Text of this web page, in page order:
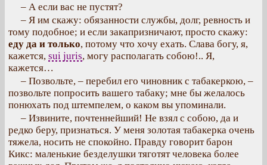
– А если вас не пустят?
– Я им скажу: обязанности службы, долг, ревность и
тому подобное; и если закапризничают, просто скажу:
еду да и только, потому что хочу ехать. Слава богу, я,
кажется, sui juris, могу располагать собою!.. Я,
кажется…
– Позвольте, – перебил его чиновник с табакеркою, –
позвольте попросить вашего табаку; мне бы желалось
понюхать под штемпелем, о каком вы упоминали.
– Извините, почтеннейший! Не взял с собою, да и
редко беру, признаться. У меня золотая табакерка очень
тяжела, носить не спокойно. Правду говорит барон
Кикс: маленькие безделушки тяготят человека более